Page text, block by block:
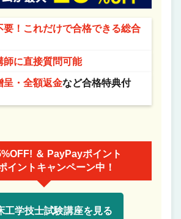
要！これだけで合格できる総合
師に直接質問可能
呈・全額返金など合格特典付
＆ PayPayポイント
イントキャンペーン中！
工学技士試験講座を見る